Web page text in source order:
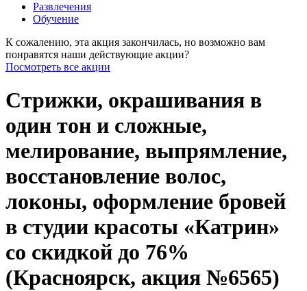
Развлечения
Обучение
К сожалению, эта акция закончилась, но возможно вам
понравятся наши действующие акции?
Посмотреть все акции
Стрижки, окрашивания в
один тон и сложные,
мелирование, выпрямление,
восстановление волос,
локоны, оформление бровей
в студии красоты «Катрин»
со скидкой до 76%
(Красноярск, акция №6565)